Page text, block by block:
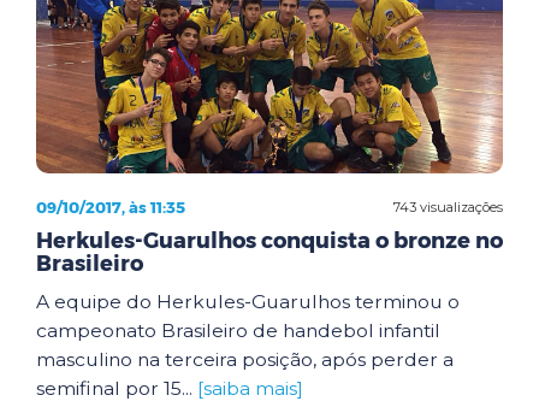
743 visualizações
09/10/2017, às 11:35
Herkules-Guarulhos conquista o bronze no
Brasileiro
A equipe do Herkules-Guarulhos terminou o
campeonato Brasileiro de handebol infantil
masculino na terceira posição, após perder a
semifinal por 15... [saiba mais]